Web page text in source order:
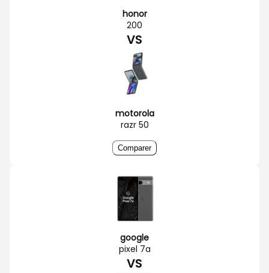
honor
200
VS
motorola
razr 50
Comparer
google
pixel 7a
VS